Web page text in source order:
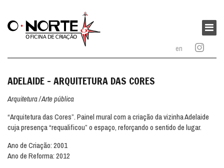
en
O
Norte
Menu
ADELAIDE – ARQUITETURA DAS CORES
Arquitetura / Arte pública
“Arquitetura das Cores”. Painel mural com a criação da vizinha Adelaide
cuja presença “requalificou” o espaço, reforçando o sentido de lugar.
Ano de Criação: 2001
Ano de Reforma: 2012